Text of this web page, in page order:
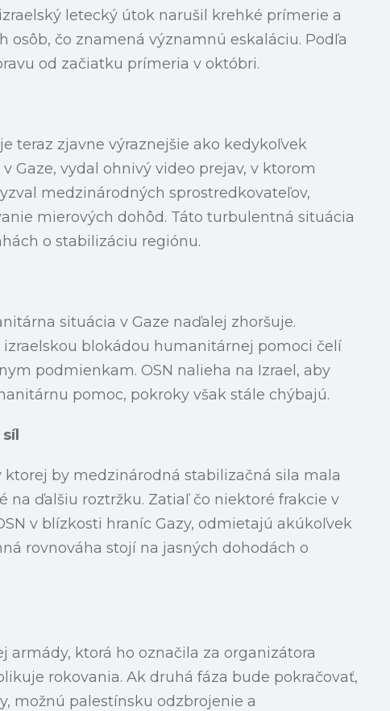
letecký útok narušil krehké prímerie a
osôb, čo znamená významnú eskaláciu. Podľa
od začiatku prímeria v októbri.
teraz zjavne výraznejšie ako kedykoľvek
Gaze, vydal ohnivý video prejav, v ktorom
medzinárodných sprostredkovateľov,
mierových dohôd. Táto turbulentná situácia
o stabilizáciu regiónu.
situácia v Gaze naďalej zhoršuje.
blokádou humanitárnej pomoci čelí
podmienkam. OSN nalieha na Izrael, aby
pomoc, pokroky však stále chýbajú.
ktorej by medzinárodná stabilizačná sila mala
ďalšiu roztržku. Zatiaľ čo niektoré frakcie v
v blízkosti hraníc Gazy, odmietajú akúkoľvek
rovnováha stojí na jasných dohodách o
armády, ktorá ho označila za organizátora
rokovania. Ak druhá fáza bude pokračovať,
možnú palestínsku odzbrojenie a